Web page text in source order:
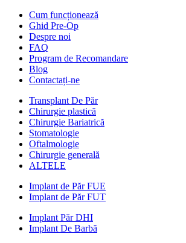
Cum funcționează
Ghid Pre-Op
Despre noi
FAQ
Program de Recomandare
Blog
Contactați-ne
Transplant De Păr
Chirurgie plastică
Chirurgie Bariatrică
Stomatologie
Oftalmologie
Chirurgie generală
ALTELE
Implant de Păr FUE
Implant de Păr FUT
Implant Păr DHI
Implant De Barbă